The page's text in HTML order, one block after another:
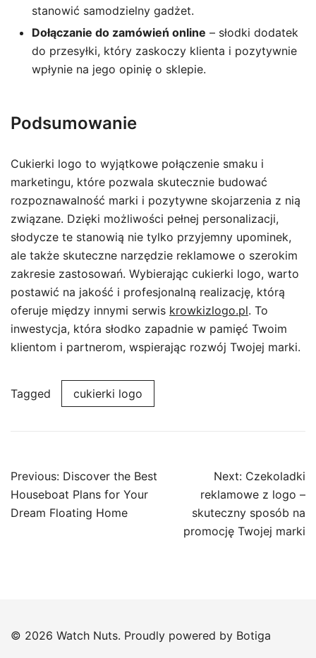
stanowić samodzielny gadżet.
Dołączanie do zamówień online – słodki dodatek
do przesyłki, który zaskoczy klienta i pozytywnie
wpłynie na jego opinię o sklepie.
Podsumowanie
Cukierki logo to wyjątkowe połączenie smaku i
marketingu, które pozwala skutecznie budować
rozpoznawalność marki i pozytywne skojarzenia z nią
związane. Dzięki możliwości pełnej personalizacji,
słodycze te stanowią nie tylko przyjemny upominek,
ale także skuteczne narzędzie reklamowe o szerokim
zakresie zastosowań. Wybierając cukierki logo, warto
postawić na jakość i profesjonalną realizację, którą
oferuje między innymi serwis krowkizlogo.pl. To
inwestycja, która słodko zapadnie w pamięć Twoim
klientom i partnerom, wspierając rozwój Twojej marki.
Tagged cukierki logo
Post
navigation
Previous: Discover the Best
Houseboat Plans for Your
Dream Floating Home
Next: Czekoladki
reklamowe z logo –
skuteczny sposób na
promocję Twojej marki
© 2026 Watch Nuts. Proudly powered by Botiga